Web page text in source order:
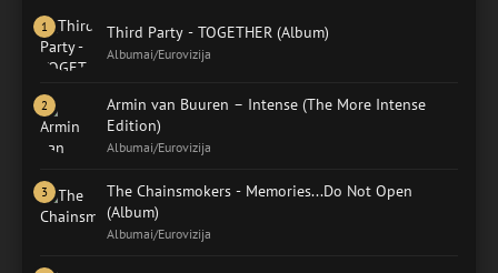
Third Party - TOGETHER (Album)
Albumai/Eurovizija
Armin van Buuren – Intense (The More Intense
Edition)
Albumai/Eurovizija
The Chainsmokers - Memories...Do Not Open
(Album)
Albumai/Eurovizija